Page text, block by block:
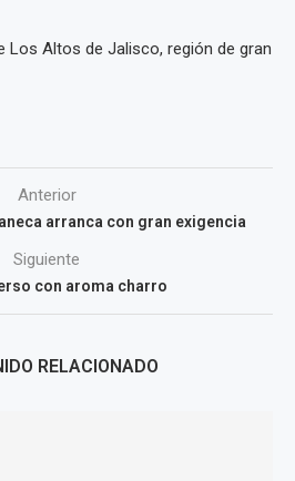
Los Altos de Jalisco, región de gran
Anterior
arranca con gran exigencia
Siguiente
con aroma charro
RELACIONADO